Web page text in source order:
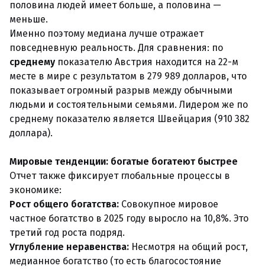
половина людей имеет больше, а половина —
меньше.
Именно поэтому медиана лучше отражает
повседневную реальность. Для сравнения: по
среднему показателю Австрия находится на 22-м
месте в мире с результатом в 279 989 долларов, что
показывает огромный разрыв между обычными
людьми и состоятельными семьями. Лидером же по
среднему показателю является Швейцария (910 382
доллара).
Мировые тенденции: богатые богатеют быстрее
Отчет также фиксирует глобальные процессы в
экономике:
Рост общего богатства: Совокупное мировое
частное богатство в 2025 году выросло на 10,8%. Это
третий год роста подряд.
Углубление неравенства: Несмотря на общий рост,
медианное богатство (то есть благосостояние